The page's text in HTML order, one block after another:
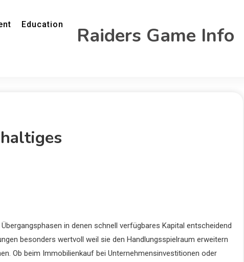
Education Raiders Game Info
in denen schnell verfügbares Kapital entscheidend
besonders wertvoll weil sie den Handlungsspielraum erweitern
Ob beim Immobilienkauf bei Unternehmensinvestitionen oder